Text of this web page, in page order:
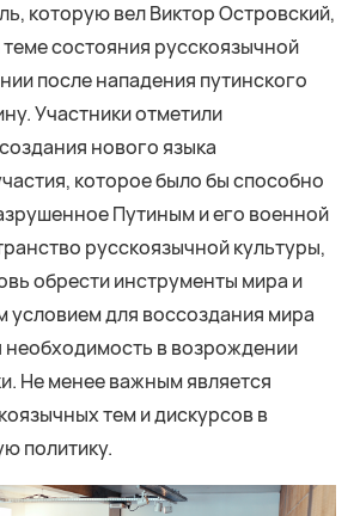
которую вел Виктор Островский,
состояния русскоязычной
после нападения путинского
Участники отметили
нового языка
которое было бы способно
Путиным и его военной
русскоязычной культуры,
обрести инструменты мира и
условием для воссоздания мира
необходимость в возрождении
Не менее важным является
тем и дискурсов в
политику.